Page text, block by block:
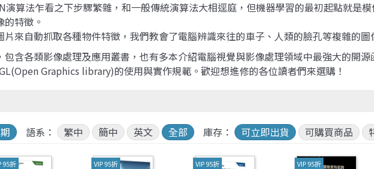
演算法乍看之下步驟繁雜，和一般傳統演算法大相逕庭，但機器學習的最初起點就是
特徵。
來自動抓取各種物件特徵，我們教會了電腦辨識來往的車子、人類的臉孔等複雜的
包含各類影像處理及應用叢書，也有多本介紹電腦視覺與影像處理領域中最強大的開
Graphics library)的使用與實作規範。歡迎想進修的各位讀者們來選購！
語系： 繁中 簡中 英文 全部 庫存： 可立即出貨 可購買商品
95折 VIP 95折 VIP 95折 VIP 95折